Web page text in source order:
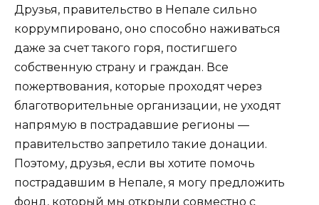
Друзья, правительство в Непале сильно
коррумпировано, оно способно наживаться
даже за счет такого горя, постигшего
собственную страну и граждан. Все
пожертвования, которые проходят через
благотворительные организации, не уходят
напрямую в пострадавшие регионы —
правительство запретило такие донации.
Поэтому, друзья, если вы хотите помочь
пострадавшим в Непале, я могу предложить
фонд, который мы открыли совместно с